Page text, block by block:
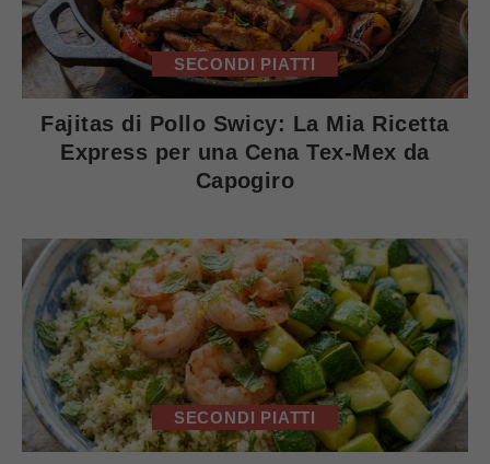
SECONDI PIATTI
Fajitas di Pollo Swicy: La Mia Ricetta
Express per una Cena Tex-Mex da
Capogiro
SECONDI PIATTI